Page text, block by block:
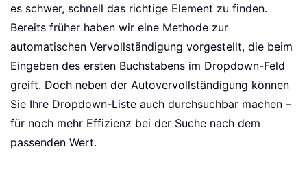
es schwer, schnell das richtige Element zu finden.
Bereits früher haben wir eine Methode zur
automatischen Vervollständigung vorgestellt, die beim
Eingeben des ersten Buchstabens im Dropdown-Feld
greift. Doch neben der Autovervollständigung können
Sie Ihre Dropdown-Liste auch durchsuchbar machen –
für noch mehr Effizienz bei der Suche nach dem
passenden Wert.